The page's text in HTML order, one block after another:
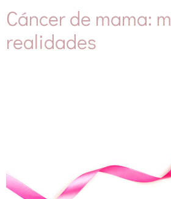
Cáncer de mama:
realidades